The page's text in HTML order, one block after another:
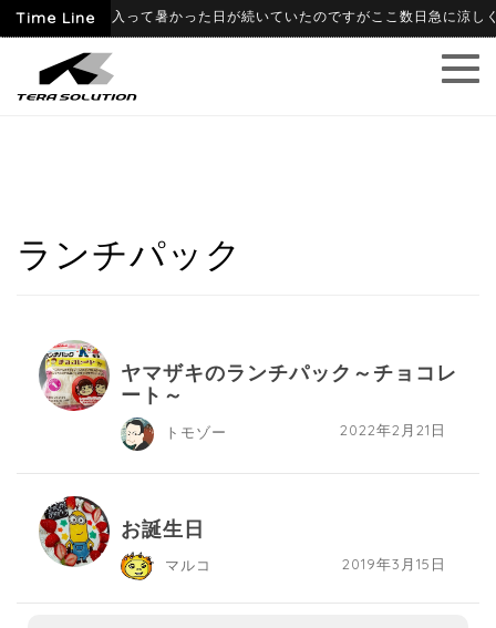
Time Line
06-09 6月に入って暑かった日が続いていたのですがここ数日急に涼し
ランチパック
ヤマザキのランチパック～チョコレ
ート～
2022年2月21日
トモゾー
お誕生日
2019年3月15日
マルコ